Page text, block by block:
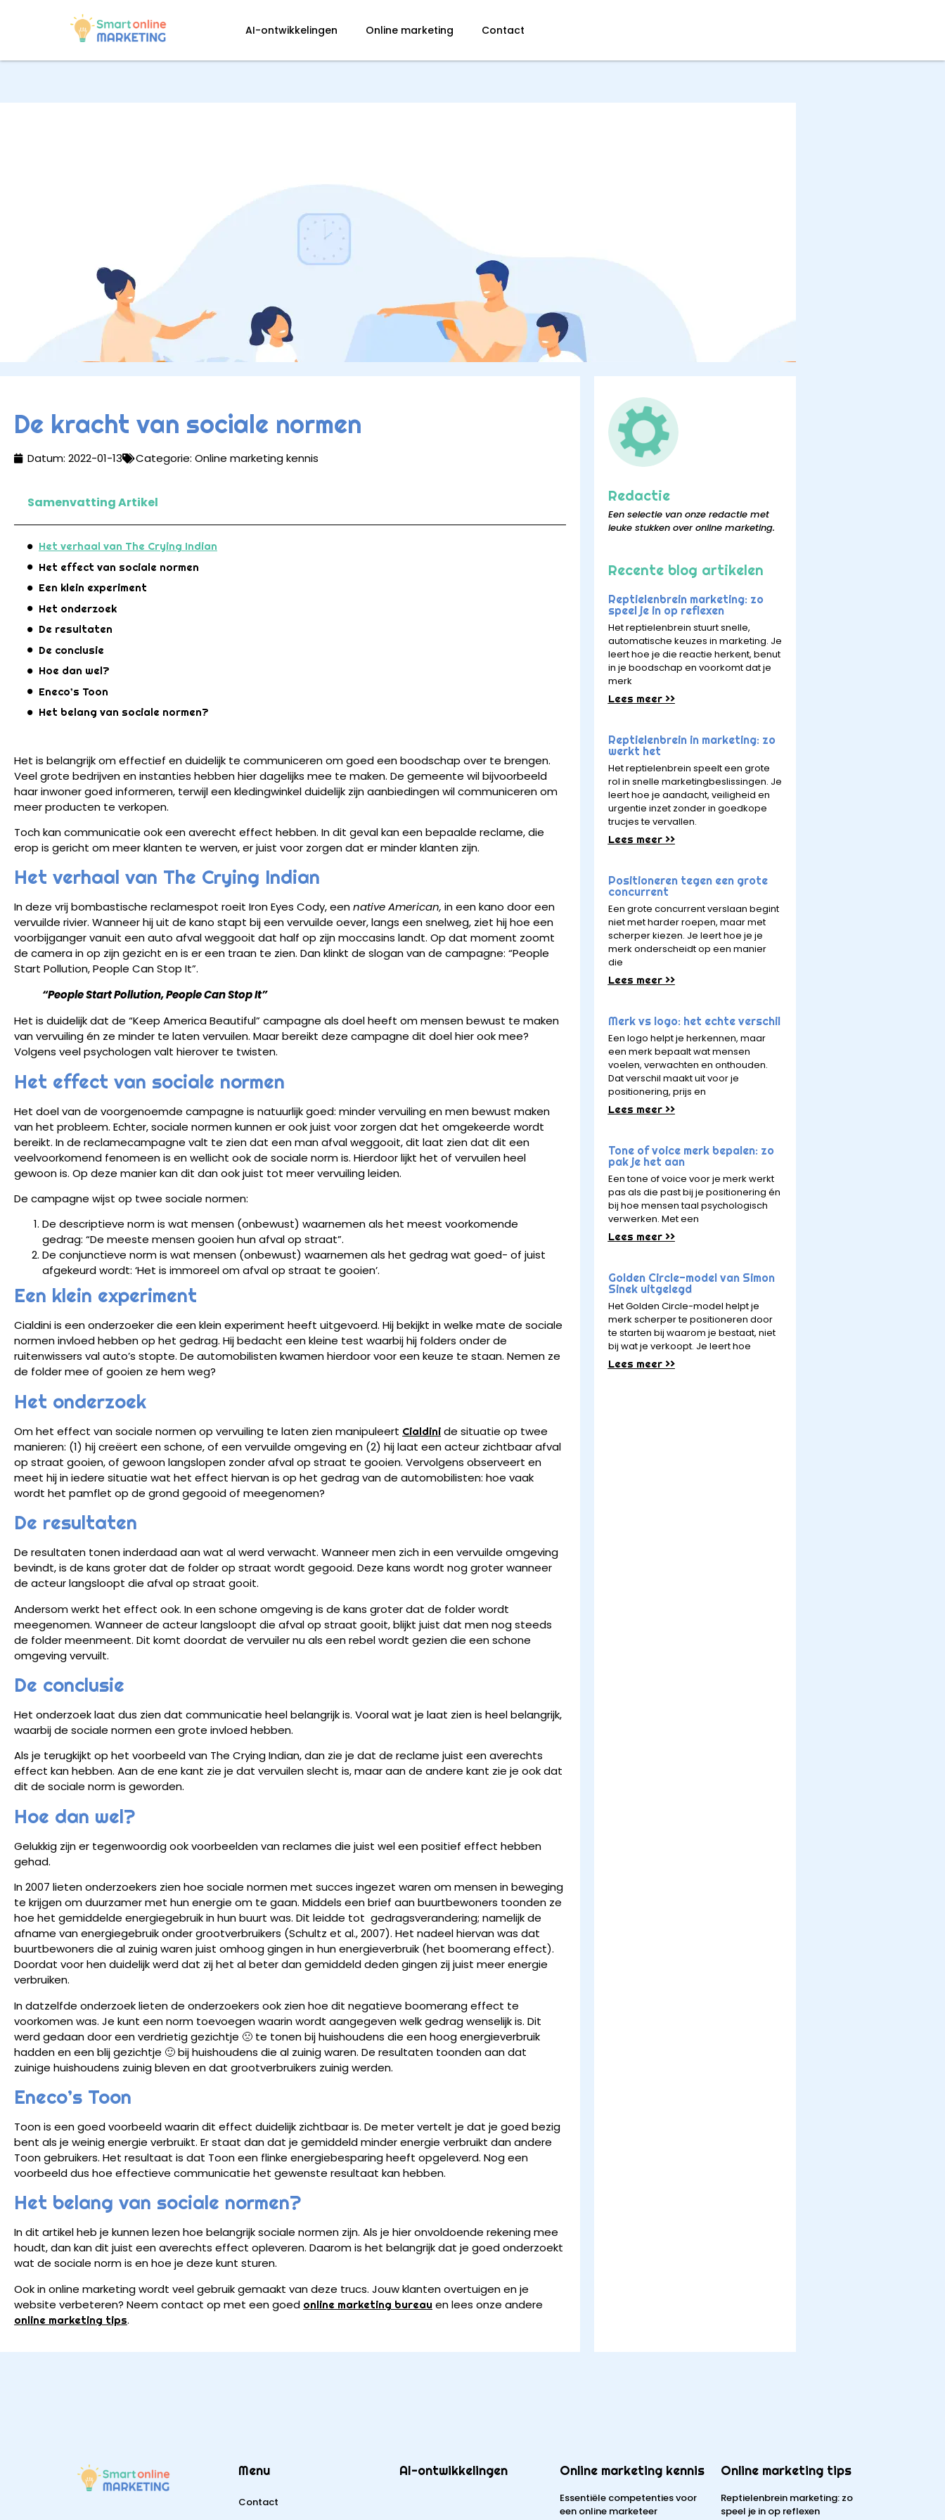
AI-ontwikkelingen Online marketing Contact
De kracht van sociale normen
Datum: 2022-01-13 Categorie: Online marketing kennis
Samenvatting Artikel
Het verhaal van The Crying Indian
Het effect van sociale normen
Een klein experiment
Het onderzoek
De resultaten
De conclusie
Hoe dan wel?
Eneco’s Toon
Het belang van sociale normen?
Het is belangrijk om effectief en duidelijk te communiceren om goed een boodschap over te brengen.
Veel grote bedrijven en instanties hebben hier dagelijks mee te maken. De gemeente wil bijvoorbeeld
haar inwoner goed informeren, terwijl een kledingwinkel duidelijk zijn aanbiedingen wil communiceren om
meer producten te verkopen.
Toch kan communicatie ook een averecht effect hebben. In dit geval kan een bepaalde reclame, die
erop is gericht om meer klanten te werven, er juist voor zorgen dat er minder klanten zijn.
Het verhaal van The Crying Indian
In deze vrij bombastische reclamespot roeit Iron Eyes Cody, eennative American, in een kano door een
vervuilde rivier. Wanneer hij uit de kano stapt bij een vervuilde oever, langs een snelweg, ziet hij hoe een
voorbijganger vanuit een auto afval weggooit dat half op zijn moccasins landt. Op dat moment zoomt
de camera in op zijn gezicht en is er een traan te zien. Dan klinkt de slogan van de campagne: “People
Start Pollution, People Can Stop It”.
“People Start Pollution, People Can Stop It”
Het is duidelijk dat de “Keep America Beautiful” campagne als doel heeft om mensen bewust te maken
van vervuiling én ze minder te laten vervuilen. Maar bereikt deze campagne dit doel hier ook mee?
Volgens veel psychologen valt hierover te twisten.
Het effect van sociale normen
Het doel van de voorgenoemde campagne is natuurlijk goed: minder vervuiling en men bewust maken
van het probleem. Echter, sociale normen kunnen er ook juist voor zorgen dat het omgekeerde wordt
bereikt. In de reclamecampagne valt te zien dat een man afval weggooit, dit laat zien dat dit een
veelvoorkomend fenomeen is en wellicht ook de sociale norm is. Hierdoor lijkt het of vervuilen heel
gewoon is. Op deze manier kan dit dan ook juist tot meer vervuiling leiden.
De campagne wijst op twee sociale normen:
De descriptieve norm is wat mensen (onbewust) waarnemen als het meest voorkomende
gedrag: “De meeste mensen gooien hun afval op straat”.
De conjunctieve norm is wat mensen (onbewust) waarnemen als het gedrag wat goed- of juist
afgekeurd wordt: ‘Het is immoreel om afval op straat te gooien’.
Een klein experiment
Cialdini is een onderzoeker die een klein experiment heeft uitgevoerd. Hij bekijkt in welke mate de sociale
normen invloed hebben op het gedrag. Hij bedacht een kleine test waarbij hij folders onder de
ruitenwissers val auto’s stopte. De automobilisten kwamen hierdoor voor een keuze te staan. Nemen ze
de folder mee of gooien ze hem weg?
Het onderzoek
Om het effect van sociale normen op vervuiling te laten zien manipuleert Cialdini de situatie op twee
manieren: (1) hij creëert een schone, of een vervuilde omgeving en (2) hij laat een acteur zichtbaar afval
op straat gooien, of gewoon langslopen zonder afval op straat te gooien. Vervolgens observeert en
meet hij in iedere situatie wat het effect hiervan is op het gedrag van de automobilisten: hoe vaak
wordt het pamflet op de grond gegooid of meegenomen?
De resultaten
De resultaten tonen inderdaad aan wat al werd verwacht. Wanneer men zich in een vervuilde omgeving
bevindt, is de kans groter dat de folder op straat wordt gegooid. Deze kans wordt nog groter wanneer
de acteur langsloopt die afval op straat gooit.
Andersom werkt het effect ook. In een schone omgeving is de kans groter dat de folder wordt
meegenomen. Wanneer de acteur langsloopt die afval op straat gooit, blijkt juist dat men nog steeds
de folder meenmeent. Dit komt doordat de vervuiler nu als een rebel wordt gezien die een schone
omgeving vervuilt.
De conclusie
Het onderzoek laat dus zien dat communicatie heel belangrijk is. Vooral wat je laat zien is heel belangrijk,
waarbij de sociale normen een grote invloed hebben.
Als je terugkijkt op het voorbeeld van The Crying Indian, dan zie je dat de reclame juist een averechts
effect kan hebben. Aan de ene kant zie je dat vervuilen slecht is, maar aan de andere kant zie je ook dat
dit de sociale norm is geworden.
Hoe dan wel?
Gelukkig zijn er tegenwoordig ook voorbeelden van reclames die juist wel een positief effect hebben
gehad.
In 2007 lieten onderzoekers zien hoe sociale normen met succes ingezet waren om mensen in beweging
te krijgen om duurzamer met hun energie om te gaan. Middels een brief aan buurtbewoners toonden ze
hoe het gemiddelde energiegebruik in hun buurt was. Dit leidde tot gedragsverandering; namelijk de
afname van energiegebruik onder grootverbruikers (Schultz et al., 2007). Het nadeel hiervan was dat
buurtbewoners die al zuinig waren juist omhoog gingen in hun energieverbruik (het boomerang effect).
Doordat voor hen duidelijk werd dat zij het al beter dan gemiddeld deden gingen zij juist meer energie
verbruiken.
In datzelfde onderzoek lieten de onderzoekers ook zien hoe dit negatieve boomerang effect te
voorkomen was. Je kunt een norm toevoegen waarin wordt aangegeven welk gedrag wenselijk is. Dit
werd gedaan door een verdrietig gezichtje 🙁 te tonen bij huishoudens die een hoog energieverbruik
hadden en een blij gezichtje 🙂 bij huishoudens die al zuinig waren. De resultaten toonden aan dat
zuinige huishoudens zuinig bleven en dat grootverbruikers zuinig werden.
Eneco’s Toon
Toon is een goed voorbeeld waarin dit effect duidelijk zichtbaar is. De meter vertelt je dat je goed bezig
bent als je weinig energie verbruikt. Er staat dan dat je gemiddeld minder energie verbruikt dan andere
Toon gebruikers. Het resultaat is dat Toon een flinke energiebesparing heeft opgeleverd. Nog een
voorbeeld dus hoe effectieve communicatie het gewenste resultaat kan hebben.
Het belang van sociale normen?
In dit artikel heb je kunnen lezen hoe belangrijk sociale normen zijn. Als je hier onvoldoende rekening mee
houdt, dan kan dit juist een averechts effect opleveren. Daarom is het belangrijk dat je goed onderzoekt
wat de sociale norm is en hoe je deze kunt sturen.
Ook in online marketing wordt veel gebruik gemaakt van deze trucs. Jouw klanten overtuigen en je
website verbeteren? Neem contact op met een goed online marketing bureau en lees onze andere
online marketing tips.
Redactie
Een selectie van onze redactie met
leuke stukken over online marketing.
Recente blog artikelen
Reptielenbrein marketing: zo
speel je in op reflexen
Het reptielenbrein stuurt snelle,
automatische keuzes in marketing. Je
leert hoe je die reactie herkent, benut
in je boodschap en voorkomt dat je
merk
Lees meer >>
Reptielenbrein in marketing: zo
werkt het
Het reptielenbrein speelt een grote
rol in snelle marketingbeslissingen. Je
leert hoe je aandacht, veiligheid en
urgentie inzet zonder in goedkope
trucjes te vervallen.
Lees meer >>
Positioneren tegen een grote
concurrent
Een grote concurrent verslaan begint
niet met harder roepen, maar met
scherper kiezen. Je leert hoe je je
merk onderscheidt op een manier
die
Lees meer >>
Merk vs logo: het echte verschil
Een logo helpt je herkennen, maar
een merk bepaalt wat mensen
voelen, verwachten en onthouden.
Dat verschil maakt uit voor je
positionering, prijs en
Lees meer >>
Tone of voice merk bepalen: zo
pak je het aan
Een tone of voice voor je merk werkt
pas als die past bij je positionering én
bij hoe mensen taal psychologisch
verwerken. Met een
Lees meer >>
Golden Circle-model van Simon
Sinek uitgelegd
Het Golden Circle-model helpt je
merk scherper te positioneren door
te starten bij waarom je bestaat, niet
bij wat je verkoopt. Je leert hoe
Lees meer >>
Menu
Contact
AI-ontwikkelingen Online marketing kennis
Essentiële competenties voor
een online marketeer
Online marketing tips
Reptielenbrein marketing: zo
speel je in op reflexen